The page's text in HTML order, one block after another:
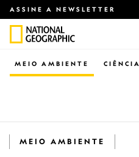
ASSINE A NEWSLETTER
CIÊNCIA
MEIO AMBIENTE
MEIO AMBIENTE